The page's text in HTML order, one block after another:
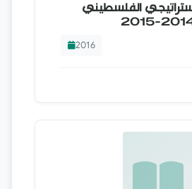
الفلسطيني
2014-
2016